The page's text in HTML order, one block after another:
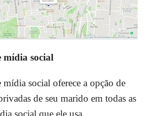
mídia social
mídia social oferece a opção de
de seu marido em todas as